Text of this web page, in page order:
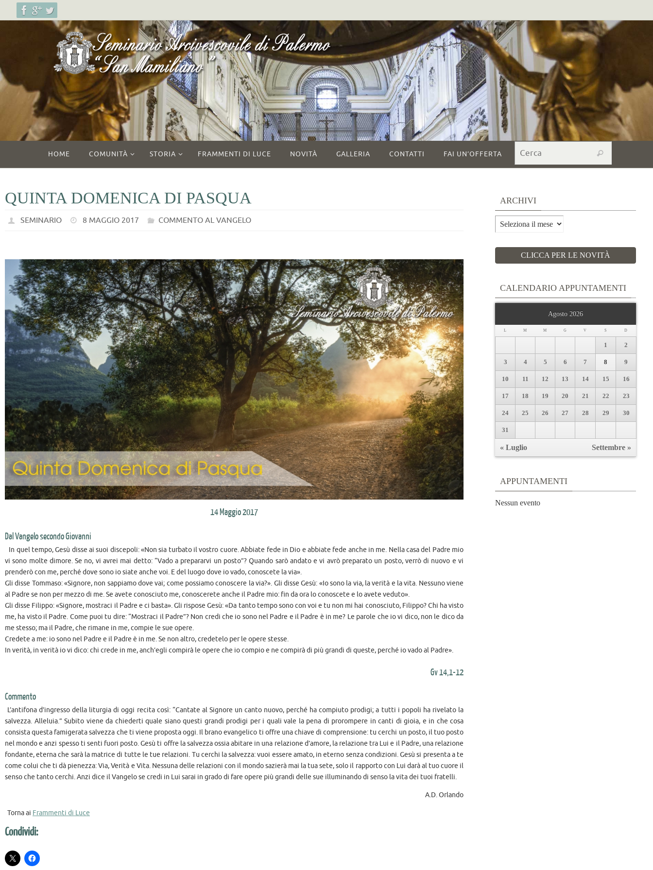
contenuto
HOME COMUNITÀ STORIA FRAMMENTI DI LUCE NOVITÀ GALLERIA CONTATTI FAI UN’OFFERTA Cerca
QUINTA DOMENICA DI PASQUA
SEMINARIO 8 MAGGIO 2017 COMMENTO AL VANGELO
14 Maggio 2017
Dal Vangelo secondo Giovanni
In quel tempo, Gesù disse ai suoi discepoli: «Non sia turbato il vostro cuore. Abbiate fede in Dio e abbiate fede anche in me. Nella casa del Padre mio
vi sono molte dimore. Se no, vi avrei mai detto: “Vado a prepararvi un posto”? Quando sarò andato e vi avrò preparato un posto, verrò di nuovo e vi
prenderò con me, perché dove sono io siate anche voi. E del luogo dove io vado, conoscete la via».
Gli disse Tommaso: «Signore, non sappiamo dove vai; come possiamo conoscere la via?». Gli disse Gesù: «Io sono la via, la verità e la vita. Nessuno viene
al Padre se non per mezzo di me. Se avete conosciuto me, conoscerete anche il Padre mio: fin da ora lo conoscete e lo avete veduto».
Gli disse Filippo: «Signore, mostraci il Padre e ci basta». Gli rispose Gesù: «Da tanto tempo sono con voi e tu non mi hai conosciuto, Filippo? Chi ha visto
me, ha visto il Padre. Come puoi tu dire: “Mostraci il Padre”? Non credi che io sono nel Padre e il Padre è in me? Le parole che io vi dico, non le dico da
me stesso; ma il Padre, che rimane in me, compie le sue opere.
Credete a me: io sono nel Padre e il Padre è in me. Se non altro, credetelo per le opere stesse.
In verità, in verità io vi dico: chi crede in me, anch’egli compirà le opere che io compio e ne compirà di più grandi di queste, perché io vado al Padre».
Gv 14,1-12
Commento
L’antifona d’ingresso della liturgia di oggi recita così: “Cantate al Signore un canto nuovo, perché ha compiuto prodigi; a tutti i popoli ha rivelato la
salvezza. Alleluia.” Subito viene da chiederti quale siano questi grandi prodigi per i quali vale la pena di prorompere in canti di gioia, e in che cosa
consista questa famigerata salvezza che ti viene proposta oggi. Il brano evangelico ti offre una chiave di comprensione: tu cerchi un posto, il tuo posto
nel mondo e anzi spesso ti senti fuori posto. Gesù ti offre la salvezza ossia abitare in una relazione d’amore, la relazione tra Lui e il Padre, una relazione
fondante, eterna che sarà la matrice di tutte le tue relazioni. Tu cerchi la salvezza: vuoi essere amato, in eterno senza condizioni. Gesù si presenta a te
come colui che ti dà pienezza: Via, Verità e Vita. Nessuna delle relazioni con il mondo sazierà mai la tua sete, solo il rapporto con Lui darà al tuo cuore il
senso che tanto cerchi. Anzi dice il Vangelo se credi in Lui sarai in grado di fare opere più grandi delle sue illuminando di senso la vita dei tuoi fratelli.
A.D. Orlando
Torna ai Frammenti di Luce
Condividi:
ARCHIVI
Archivi
CLICCA PER LE NOVITÀ
CALENDARIO APPUNTAMENTI
Agosto 2026
L M M G V S D
1 2
3 4 5 6 7 8 9
10 11 12 13 14 15 16
17 18 19 20 21 22 23
24 25 26 27 28 29 30
31
« Luglio Settembre »
APPUNTAMENTI
Nessun evento